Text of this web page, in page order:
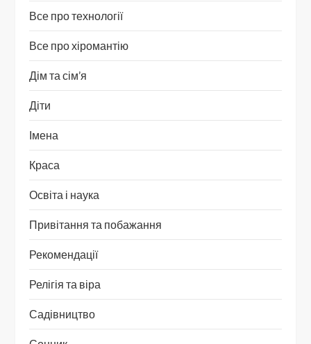
Все про технології
Все про хіромантію
Дім та сім’я
Діти
Імена
Краса
Освіта і наука
Привітання та побажання
Рекомендації
Релігія та віра
Садівництво